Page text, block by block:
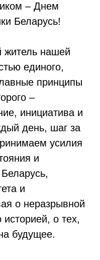
– Днем
Беларусь!
житель нашей
единого,
принципы
–
инициатива и
день, шаг за
усилия
и
и
о неразрывной
о тех,
будущее.